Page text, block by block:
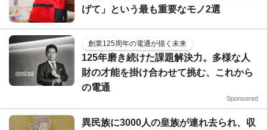
げて」という最も重要なモノ2選
創業125周年の電通が描く未来
125年磨き続けた課題解決力。多様な人
財の才能を掛け合わせて挑む、これから
の電通
Sponsored
異民族に3000人の皇族が連れ去られ、収